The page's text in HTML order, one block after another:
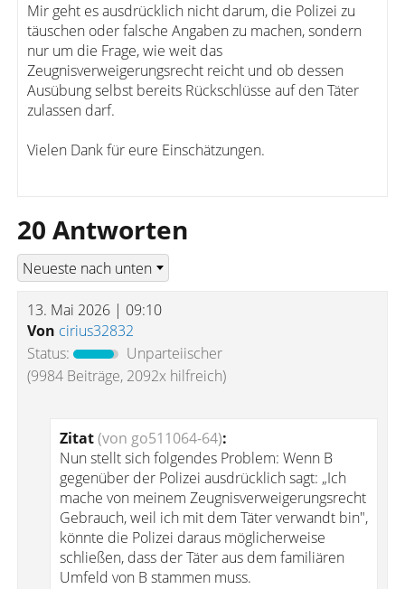
Mir geht es ausdrücklich nicht darum, die Polizei zu
täuschen oder falsche Angaben zu machen, sondern
nur um die Frage, wie weit das
Zeugnisverweigerungsrecht reicht und ob dessen
Ausübung selbst bereits Rückschlüsse auf den Täter
zulassen darf.
Vielen Dank für eure Einschätzungen.
20 Antworten
13. Mai 2026 | 09:10
Von cirius32832
Status:
Unparteiischer
(9984 Beiträge, 2092x hilfreich)
Zitat(von go511064-64):
Nun stellt sich folgendes Problem: Wenn B
gegenüber der Polizei ausdrücklich sagt: „Ich
mache von meinem Zeugnisverweigerungsrecht
Gebrauch, weil ich mit dem Täter verwandt bin",
könnte die Polizei daraus möglicherweise
schließen, dass der Täter aus dem familiären
Umfeld von B stammen muss.